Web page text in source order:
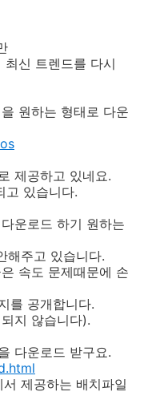
신 트렌드를 다시
원하는 형태로 다운
제공하고 있네요.
고 있습니다.
운로드 하기 원하는
해주고 있습니다.
속도 문제때문에 손
를 공개합니다.
지 않습니다).
다운로드 받구요.
제공하는 배치파일